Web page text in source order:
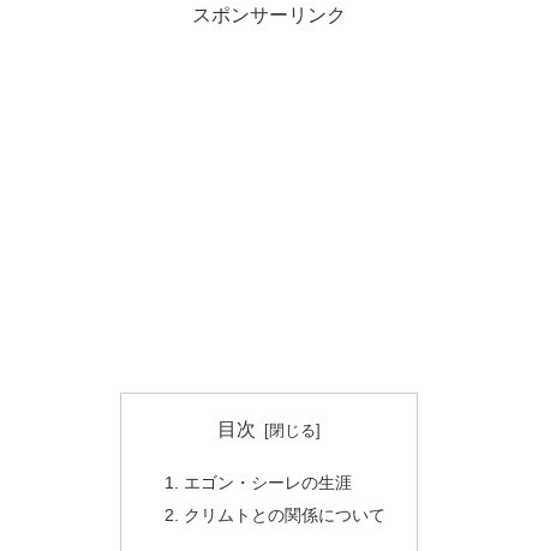
スポンサーリンク
目次
エゴン・シーレの生涯
クリムトとの関係について